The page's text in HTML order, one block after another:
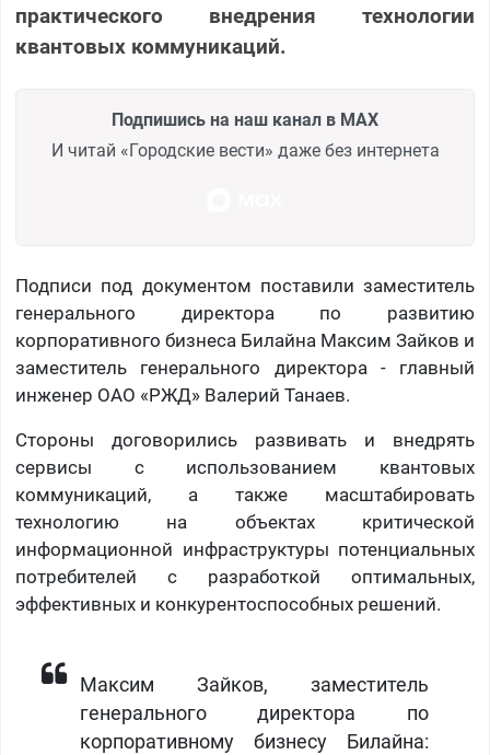
практического внедрения технологии
квантовых коммуникаций.
Подпишись на наш канал в MAX
И читай «Городские вести» даже без интернета
Подписи под документом поставили заместитель
генерального директора по развитию
корпоративного бизнеса Билайна Максим Зайков и
заместитель генерального директора - главный
инженер ОАО «РЖД» Валерий Танаев.
Стороны договорились развивать и внедрять
сервисы с использованием квантовых
коммуникаций, а также масштабировать
технологию на объектах критической
информационной инфраструктуры потенциальных
потребителей с разработкой оптимальных,
эффективных и конкурентоспособных решений.
Максим Зайков, заместитель
генерального директора по
корпоративному бизнесу Билайна: